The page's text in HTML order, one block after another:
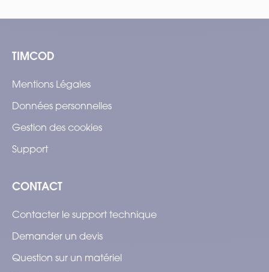
TIMCOD
Mentions Légales
Données personnelles
Gestion des cookies
Support
CONTACT
Contacter le support technique
Demander un devis
Question sur un matériel